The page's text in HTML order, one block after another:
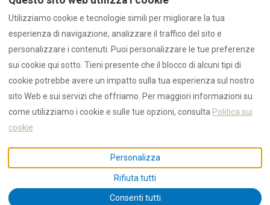
Recensioni
Authority
Numeri Emergenza
Contatti
Privacy
F1530 / CIN: IT090047B4000F1530 | © 2026 RENTAL12
— Case vacanze Sardegna, prenotazione diretta, assistenza
personale.
Utilizziamo cookie e tecnologie simili per migliorare la tua
esperienza di navigazione, analizzare il traffico del sito e
personalizzare i contenuti. Puoi personalizzare le tue preferenze
sui cookie qui sotto. Tieni presente che il blocco di alcuni tipi di
cookie potrebbe avere un impatto sulla tua esperienza sul nostro
sito Web e sui servizi che offriamo. Per maggiori informazioni su
come utilizziamo i cookie e sulle tue opzioni, consulta Politica sui
cookie
Personalizza
Rifiuta tutti
Consenti tutti